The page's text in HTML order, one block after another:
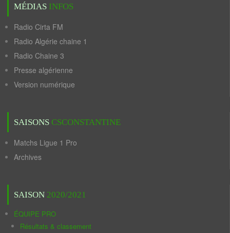
MÉDIAS INFOS
Radio Cirta FM
Radio Algérie chaine 1
Radio Chaine 3
Presse algérienne
Version numérique
SAISONS CSCONSTANTINE
Matchs Ligue 1 Pro
Archives
SAISON 2020/2021
ÉQUIPE PRO
Résultats & classement